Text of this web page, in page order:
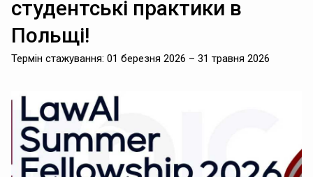
студентські практики в
Польщі!
Термін стажування: 01 березня 2026 – 31 травня 2026